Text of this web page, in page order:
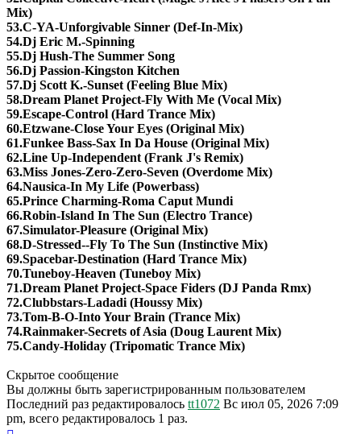
Mix)
53.C-YA-Unforgivable Sinner (Def-In-Mix)
54.Dj Eric M.-Spinning
55.Dj Hush-The Summer Song
56.Dj Passion-Kingston Kitchen
57.Dj Scott K.-Sunset (Feeling Blue Mix)
58.Dream Planet Project-Fly With Me (Vocal Mix)
59.Escape-Control (Hard Trance Mix)
60.Etzwane-Close Your Eyes (Original Mix)
61.Funkee Bass-Sax In Da House (Original Mix)
62.Line Up-Independent (Frank J's Remix)
63.Miss Jones-Zero-Zero-Seven (Overdome Mix)
64.Nausica-In My Life (Powerbass)
65.Prince Charming-Roma Caput Mundi
66.Robin-Island In The Sun (Electro Trance)
67.Simulator-Pleasure (Original Mix)
68.D-Stressed--Fly To The Sun (Instinctive Mix)
69.Spacebar-Destination (Hard Trance Mix)
70.Tuneboy-Heaven (Tuneboy Mix)
71.Dream Planet Project-Space Fiders (DJ Panda Rmx)
72.Clubbstars-Ladadi (Houssy Mix)
73.Tom-B-O-Into Your Brain (Trance Mix)
74.Rainmaker-Secrets of Asia (Doug Laurent Mix)
75.Candy-Holiday (Tripomatic Trance Mix)
Скрытое сообщение
Вы должны быть зарегистрированным пользователем
Последний раз редактировалось tt1072 Вс июл 05, 2026 7:09
pm, всего редактировалось 1 раз.